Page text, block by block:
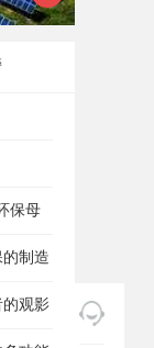
保母
制造
的观影